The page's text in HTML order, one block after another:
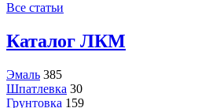
Все статьи
Каталог ЛКМ
Эмаль 385
Шпатлевка 30
Грунтовка 159